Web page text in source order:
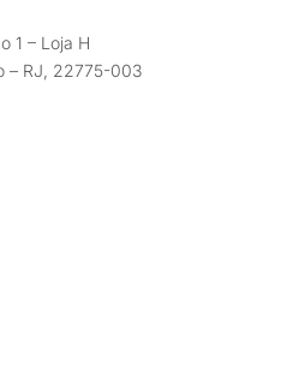
1 – Loja H
– RJ, 22775-003